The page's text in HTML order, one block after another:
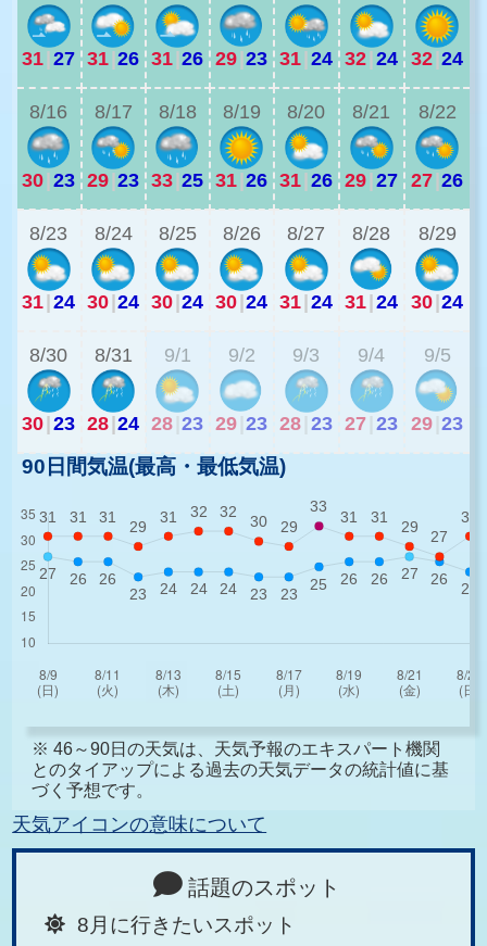
31|27 31|26 31|26 29|23 31|24 32|24 32|24
8/16
30|23
8/17
29|23
8/18
33|25
8/19
31|26
8/20
31|26
8/21
29|27
8/22
27|26
8/23
31|24
8/24
30|24
8/25
30|24
8/26
30|24
8/27
31|24
8/28
31|24
8/29
30|24
8/30
30|23
8/31
28|24
9/1
28 23
9/2
29 23
9/3
28 23
9/4
27 23
9/5
29 23
90日間気温(最高・最低気温)
※ 46～90日の天気は、天気予報のエキスパート機関
とのタイアップによる過去の天気データの統計値に基
づく予想です。
天気アイコンの意味について
話題のスポット
8月に行きたいスポット